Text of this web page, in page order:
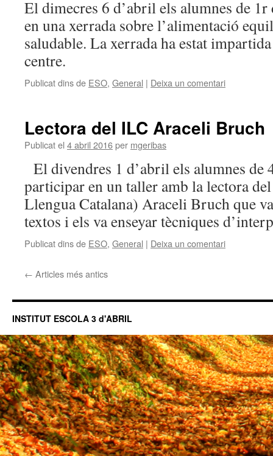
El dimecres 6 d’abril els alumnes de
en una xerrada sobre l’alimentació
saludable. La xerrada ha estat
centre.
Publicat dins de ESO, General | Deixa un comentari
Lectora del ILC Araceli Bruch
Publicat el 4 abril 2016per mgeribas
El divendres 1 d’abril els alumnes de
participar en un taller amb la lectora
Llengua Catalana) Araceli Bruch que
textos i els va enseyar tècniques
Publicat dins de ESO, General | Deixa un comentari
← Articles més antics
INSTITUT ESCOLA 3 d'ABRIL